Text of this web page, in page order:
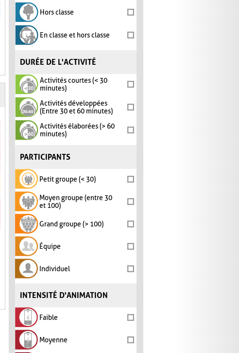
Hors classe
En classe et hors classe
DURÉE DE L'ACTIVITÉ
Activités courtes (< 30
minutes)
Activités développées
(Entre 30 et 60 minutes)
Activités élaborées (> 60
minutes)
PARTICIPANTS
Petit groupe (< 30)
Moyen groupe (entre 30
et 100)
Grand groupe (> 100)
Équipe
Individuel
INTENSITÉ D'ANIMATION
Faible
Moyenne